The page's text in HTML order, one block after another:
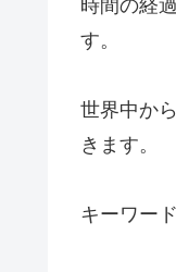
時間の経
す。
世界中か
きます。
キーワー